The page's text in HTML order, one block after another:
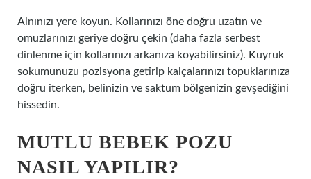
Alnınızı yere koyun. Kollarınızı öne doğru uzatın ve
omuzlarınızı geriye doğru çekin (daha fazla serbest
dinlenme için kollarınızı arkanıza koyabilirsiniz). Kuyruk
sokumunuzu pozisyona getirip kalçalarınızı topuklarınıza
doğru iterken, belinizin ve saktum bölgenizin gevşediğini
hissedin.
MUTLU BEBEK POZU
NASIL YAPILIR?